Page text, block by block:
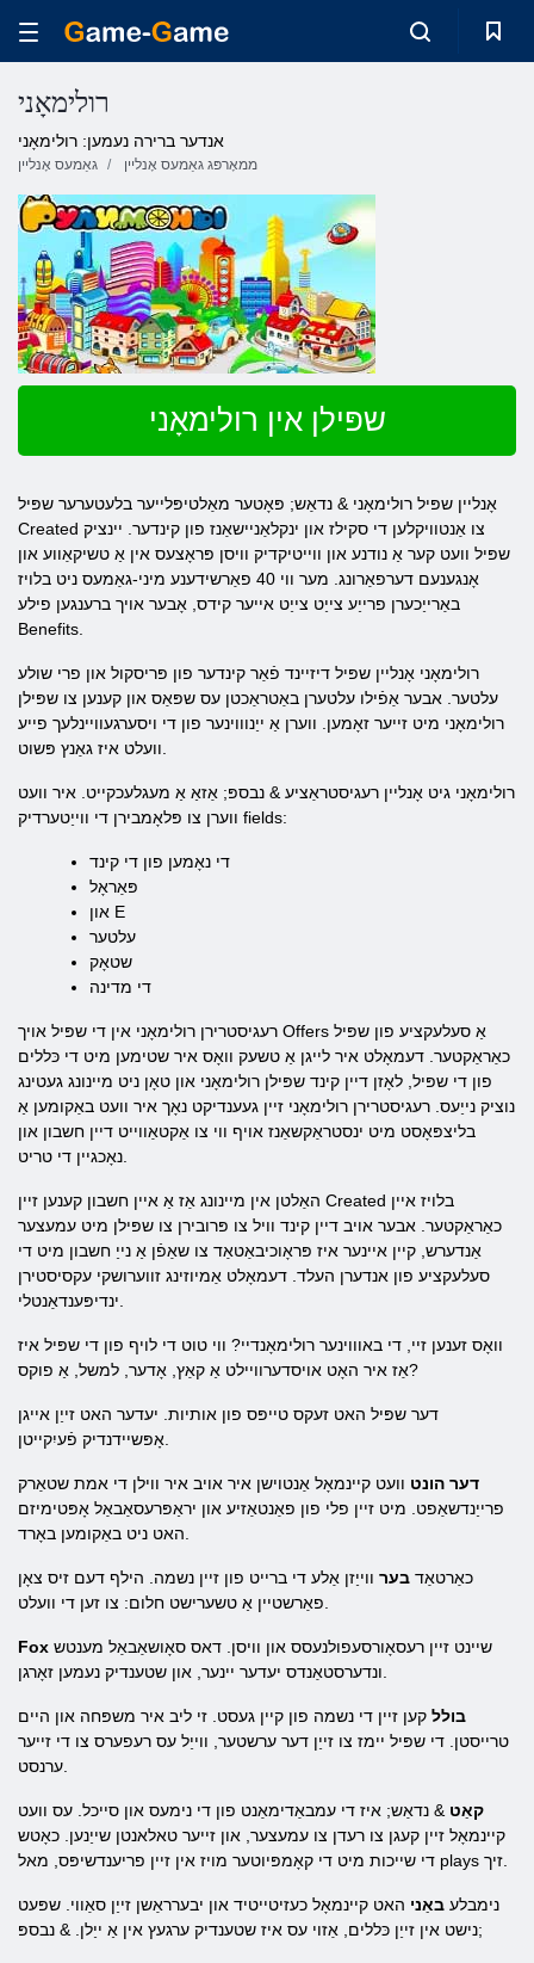
רולימאָני
אנדער ברירה נעמען: רולימאָני
גאַמעס אָנליין ממאָרפּג גאַמעס אָנליין
שפּילן אין רולימאָני
אָנליין שפּיל רולימאָני & נדאַש; פּאָטער מאַלטיפּלייער בלעטערער שפּיל
Created צו אַנטוויקלען די סקילז און ינקלאַניישאַנז פון קינדער. יינציק
שפּיל וועט קער אַ נודנע און ווייטיקדיק וויסן פּראָצעס אין אַ טשיקאַווע און
אָנגענעם דערפאַרונג. מער ווי 40 פאַרשידענע מיני-גאַמעס ניט בלויז
באַרייַכערן פרייַע צייַט צייַט אייער קידס, אָבער אויך ברענגען פילע
Benefits.
רולימאָני אָנליין שפּיל דיזיינד פֿאַר קינדער פון פּריסקול און פרי שולע
עלטער. אבער אַפֿילו עלטערן באַטראַכטן עס שפּאַס און קענען צו שפּילן
רולימאָני מיט זייער זאָמען. ווערן אַ ייַנוווינער פון די ויסערגעוויינלעך פייע
רולימאָני גיט אָנליין רעגיסטראַציע & נבספּ; אַזאַ אַ מעגלעכקייט. איר וועט
ווערן צו פּלאָמבירן די ווייַטערדיק fields:
די נאָמען פון די קינד
פּאַראָל
און E
עלטער
שטאָק
די מדינה
רעגיסטרירן רולימאָני אין די שפּיל אויך Offers אַ סעלעקציע פון ​​שפּיל
כאַראַקטער. דעמאָלט איר לייגן אַ טשעק וואָס איר שטימען מיט די כּללים
פון די שפּיל, לאָזן דיין קינד שפּילן רולימאָני און טאָן ניט מיינונג געטינג
נוציק נייַעס. רעגיסטרירן רולימאָני זיין געענדיקט נאָך איר וועט באַקומען אַ
בליצפּאָסט מיט ינסטראַקשאַנז אויף ווי צו אַקטאַווייט דיין חשבון און
האַלטן אין מיינונג אַז אַ איין חשבון קענען זיין Created בלויז איין
כאַראַקטער. אבער אויב דיין קינד וויל צו פּרובירן צו שפּילן מיט עמעצער
אַנדערש, קיין איינער איז פּראָוכיבאַטאַד צו שאַפֿן אַ נייַ חשבון מיט די
סעלעקציע פון ​​אנדערן העלד. דעמאָלט אַמיוזינג זווערושקי עקסיסטירן
וואָס זענען זיי, די באוווינער רולימאָנדיי? ווי טוט די לויף פון די שפּיל איז
אַז איר האָט אויסדערוויילט אַ קאַץ, אָדער, למשל, אַ פוקס?
דער שפּיל האט זעקס טייפּס פון אותיות. יעדער האט זייַן אייגן
דער הונט וועט קיינמאָל אַנטוישן איר אויב איר ווילן די אמת שטאַרק
פרייַנדשאַפט. מיט זיין פלי פון פאַנטאַזיע און יראַפּרעסאַבאַל אָפּטימיזם
כאַרטאַד בער ווייַזן אַלע די ברייט פון זיין נשמה. הילף דעם זיס צאָן
Fox שיינט זיין רעסאָורסעפולנעסס און וויסן. דאס סאָושאַבאַל מענטש
בולל קען זיין די נשמה פון קיין געסט. זי ליב איר משפּחה און היים
טרייסטן. די שפּיל יימז צו זייַן דער ערשטער, ווייַל עס רעפערס צו די זייער
קאַט & נדאַש; איז די עמבאַדימאַנט פון די נימעס און סייכל. עס וועט
קיינמאָל זיין קעגן צו רעדן צו עמעצער, און זייער טאלאנטן שייַנען. כאָטש
נימבלע באַני האט קיינמאָל כעזיטייטיד און יבערראַשן זייַן סאַווי. שפּעט
נישט אין זייַן כּללים, אַזוי עס איז שטענדיק ערגעץ אין אַ ייַלן. & נבספּ;